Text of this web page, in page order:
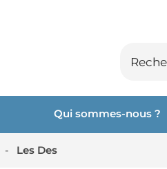
Qui sommes-nous ?
- Les Des